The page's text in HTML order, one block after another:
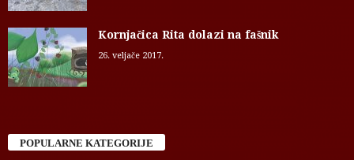
Kornjačica Rita dolazi na fašnik
26. veljače 2017.
POPULARNE KATEGORIJE